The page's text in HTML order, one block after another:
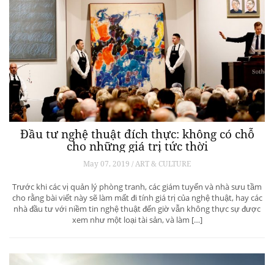
Đầu tư nghệ thuật đích thực: không có chỗ
cho những giá trị tức thời
May 07, 2019 / ART & CULTURE
Trước khi các vị quản lý phòng tranh, các giám tuyển và nhà sưu tầm
cho rằng bài viết này sẽ làm mất đi tính giá trị của nghệ thuật, hay các
nhà đầu tư với niềm tin nghệ thuật đến giờ vẫn không thực sự được
xem như một loại tài sản, và làm […]